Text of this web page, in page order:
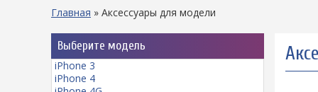
Главная » Аксессуары для модели
Выберите модель
iPhone 3
iPhone 4